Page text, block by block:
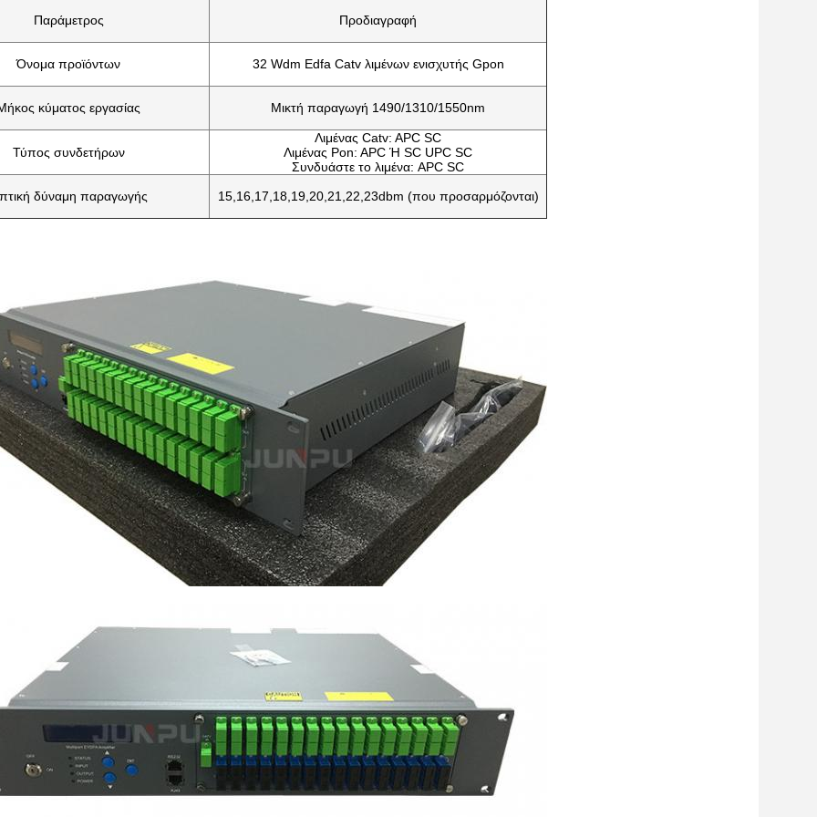
Παράμετρος Προδιαγραφή
Όνομα προϊόντων 32 Wdm Edfa Catv λιμένων ενισχυτής Gpon
κύματος εργασίας Μικτή παραγωγή 1490/1310/1550nm
Τύπος συνδετήρων
Λιμένας Catv: APC SC
Λιμένας Pon: APC Ή SC UPC SC
Συνδυάστε το λιμένα: APC SC
δύναμη παραγωγής
15,16,17,18,19,20,21,22,23dbm (που προσαρμόζονται)